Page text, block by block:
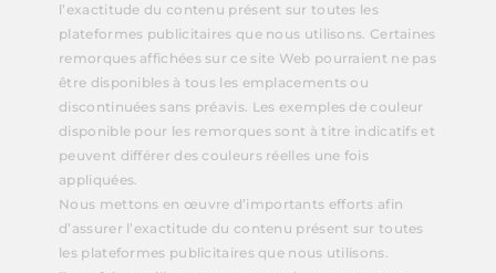
l’exactitude du contenu présent sur toutes les
plateformes publicitaires que nous utilisons. Certaines
remorques affichées sur ce site Web pourraient ne pas
être disponibles à tous les emplacements ou
discontinuées sans préavis. Les exemples de couleur
disponible pour les remorques sont à titre indicatifs et
peuvent différer des couleurs réelles une fois
appliquées.
Nous mettons en œuvre d’importants efforts afin
d’assurer l’exactitude du contenu présent sur toutes
les plateformes publicitaires que nous utilisons.